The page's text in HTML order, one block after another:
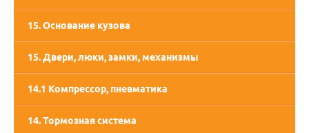
15. Основание кузова
15. Двери, люки, замки, механизмы
14.1 Компрессор, пневматика
14. Тормозная система